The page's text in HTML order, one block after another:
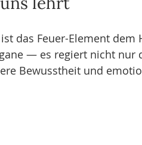
das Feuer-Element dem
— es regiert nicht nur
Bewusstheit und